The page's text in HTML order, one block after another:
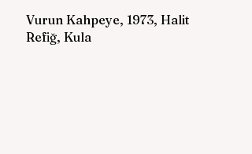
Vurun Kahpeye, 1973, Halit
Refiğ, Kula